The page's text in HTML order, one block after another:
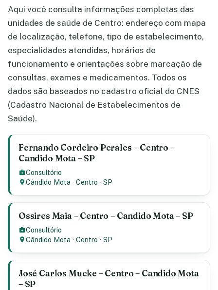
Aqui você consulta informações completas das
unidades de saúde de Centro: endereço com mapa
de localização, telefone, tipo de estabelecimento,
especialidades atendidas, horários de
funcionamento e orientações sobre marcação de
consultas, exames e medicamentos. Todos os
dados são baseados no cadastro oficial do CNES
(Cadastro Nacional de Estabelecimentos de
Saúde).
Fernando Cordeiro Perales – Centro –
Candido Mota – SP
Consultório
Cândido Mota ·Centro ·SP
Ossires Maia – Centro – Candido Mota – SP
Consultório
Cândido Mota ·Centro ·SP
José Carlos Mucke – Centro – Candido Mota
– SP